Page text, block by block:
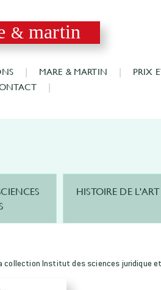
& martin
MARE & MARTIN
PRIX
HISTOIRE DE L'ART
collection Institut des sciences juridique